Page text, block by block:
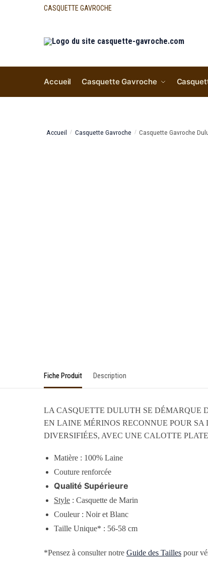
CASQUETTE GAVROCHE
Accueil Casquette Gavroche
Accueil / Casquette Gavroche / Casquette Gavroche
Fiche Produit Description
LA CASQUETTE DULUTH SE DÉMARQUE
EN LAINE MÉRINOS RECONNUE POUR
DIVERSIFIÉES, AVEC UNE CALOTTE
Matière : 100% Laine
Couture renforcée
Qualité Supérieure
Style : Casquette de Marin
Couleur : Noir et Blanc
Taille Unique* : 56-58 cm
*Pensez à consulter notreGuide des Tailles pour